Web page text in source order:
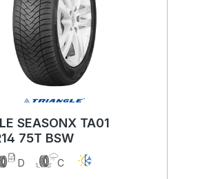
SEASONX TA01
75T BSW
D
C